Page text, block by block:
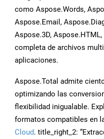
como Aspose.Words,
Aspose.Email,
Aspose.3D,
completa de archivos
aplicaciones.
Aspose.Total admite
optimizando las
flexibilidad inigualable.
formatos compatibles en
Cloud. title_right_2: